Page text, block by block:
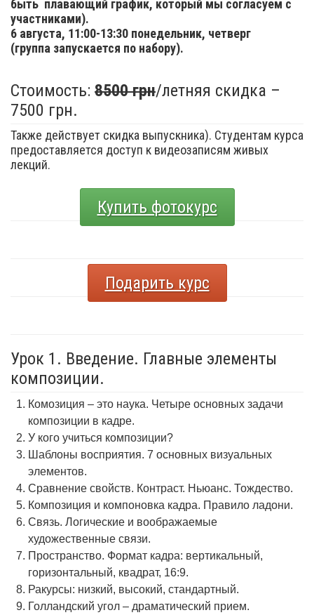
быть плавающий график, который мы согласуем с
участниками).
6 августа, 11:00-13:30 понедельник, четверг
(группа запускается по набору).
Стоимость: 8500 грн/летняя скидка –
7500 грн.
Также действует скидка выпускника). Студентам курса
предоставляется доступ к видеозаписям живых
лекций.
Купить фотокурс
Подарить курс
Урок 1. Введение. Главные элементы
композиции.
Комозиция – это наука. Четыре основных задачи
композиции в кадре.
У кого учиться композиции?
Шаблоны восприятия. 7 основных визуальных
элементов.
Сравнение свойств. Контраст. Ньюанс. Тождество.
Композиция и компоновка кадра. Правило ладони.
Связь. Логические и воображаемые
художественные связи.
Пространство. Формат кадра: вертикальный,
горизонтальный, квадрат, 16:9.
Ракурсы: низкий, высокий, стандартный.
Голландский угол – драматический прием.